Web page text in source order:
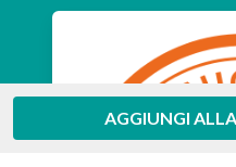
AGGIUNGI